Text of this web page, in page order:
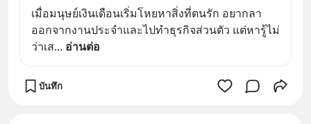
เมื่อมนุษย์เงินเดือนเริ่มโหยหาสิ่งที่ตนรัก อยากลา
ออกจากงานประจำและไปทำธุรกิจส่วนตัว แต่หารู้ไม่
ว่าเส... อ่านต่อ
บันทึก